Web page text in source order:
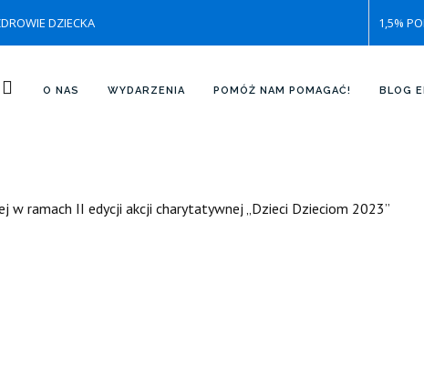
DZIECKA 1,5%
O NAS WYDARZENIA POMÓŻ NAM POMAGAĆ! BLOG
– DZIĘKUJEMY 2
w ramach II edycji akcji charytatywnej „Dzieci Dzieciom 2023”